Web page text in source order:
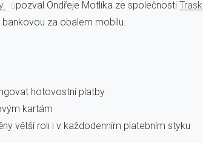
pozval Ondřeje Motlíka ze společnosti Trask
za obalem mobilu.
hotovostní platby
kartám
větší roli i v každodenním platebním styku